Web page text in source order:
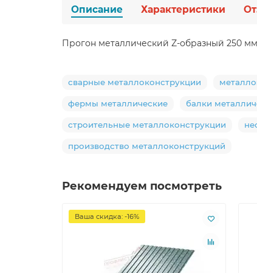
Описание Характеристики
Прогон металлический Z-образный 250
сварные металлоконструкции
фермы металлические балки
строительные металлоконструкции
производство металлоконструкций
Рекомендуем посмотреть
Ваша скидка: -16%